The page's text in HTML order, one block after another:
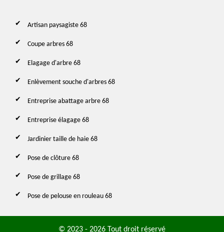
Artisan paysagiste 68
Coupe arbres 68
Elagage d'arbre 68
Enlèvement souche d'arbres 68
Entreprise abattage arbre 68
Entreprise élagage 68
Jardinier taille de haie 68
Pose de clôture 68
Pose de grillage 68
Pose de pelouse en rouleau 68
© 2023 - 2026 Tout droit réservé